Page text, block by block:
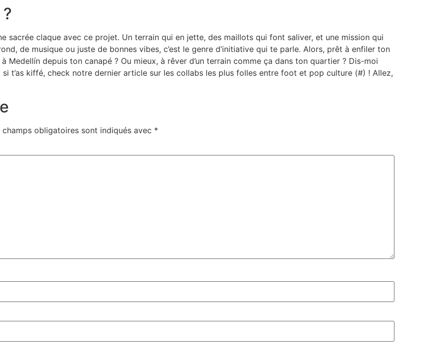
sacrée claque avec ce projet. Un terrain qui en jette, des maillots qui font saliver, et une mission qui
de musique ou juste de bonnes vibes, c’est le genre d’initiative qui te parle. Alors, prêt à enfiler ton
Medellín depuis ton canapé ? Ou mieux, à rêver d’un terrain comme ça dans ton quartier ? Dis-moi
t’as kiffé, check notre dernier article sur les collabs les plus folles entre foot et pop culture (#) ! Allez,
champs obligatoires sont indiqués avec *